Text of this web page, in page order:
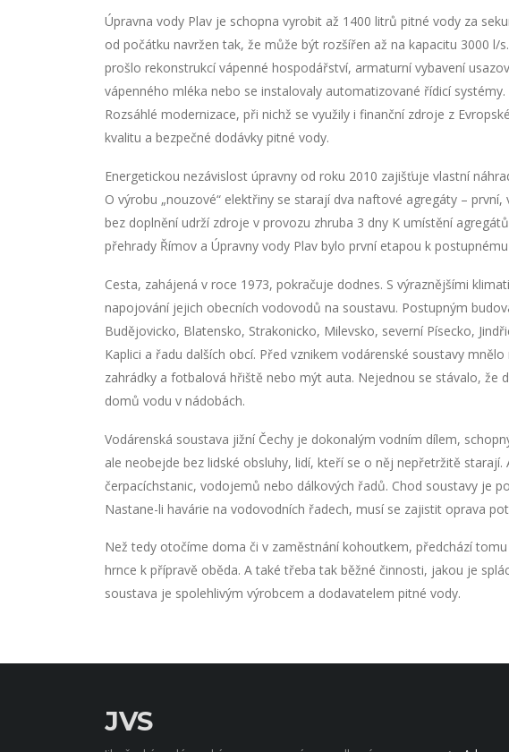
Úpravna vody Plav je schopna vyrobit až 1400 litrů pitné vody za
od počátku navržen tak, že může být rozšířen až na kapacitu 3000
prošlo rekonstrukcí vápenné hospodářství, armaturní vybavení
vápenného mléka nebo se instalovaly automatizované řídicí
Rozsáhlé modernizace, při nichž se využily i finanční zdroje z
kvalitu a bezpečné dodávky pitné vody.
Energetickou nezávislost úpravny od roku 2010 zajišťuje vlastní
O výrobu „nouzové“ elektřiny se starají dva naftové agregáty –
bez doplnění udrží zdroje v provozu zhruba 3 dny K umístění
přehrady Římov a Úpravny vody Plav bylo první etapou k
Cesta, zahájená v roce 1973, pokračuje dodnes. S výraznějšími
napojování jejich obecních vodovodů na soustavu. Postupným
Budějovicko, Blatensko, Strakonicko, Milevsko, severní Písecko,
Kaplici a řadu dalších obcí. Před vznikem vodárenské soustavy
zahrádky a fotbalová hřiště nebo mýt auta. Nejednou se stávalo, že
domů vodu v nádobách.
Vodárenská soustava jižní Čechy je dokonalým vodním dílem,
ale neobejde bez lidské obsluhy, lidí, kteří se o něj nepřetržitě
čerpacíchstanic, vodojemů nebo dálkových řadů. Chod soustavy je
Nastane-li havárie na vodovodních řadech, musí se zajistit oprava
Než tedy otočíme doma či v zaměstnání kohoutkem, předchází
hrnce k přípravě oběda. A také třeba tak běžné činnosti, jakou je
soustava je spolehlivým výrobcem a dodavatelem pitné vody.
JVS